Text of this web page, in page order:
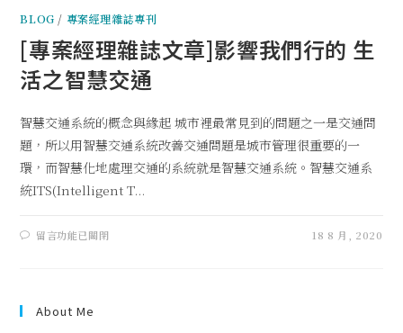
BLOG / 專案經理雜誌專刊
[專案經理雜誌文章]影響我們行的 生
活之智慧交通
智慧交通系統的概念與緣起 城市裡最常見到的問題之一是交通問
題，所以用智慧交通系統改善交通問題是城市管理很重要的一
環，而智慧化地處理交通的系統就是智慧交通系統。智慧交通系
統ITS(Intelligent T...
留言功能已關閉 18 8 月, 2020
About Me